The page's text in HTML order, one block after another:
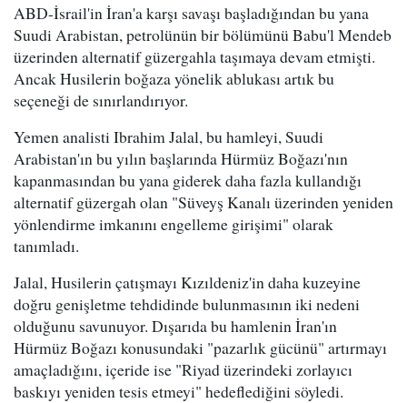
ABD-İsrail'in İran'a karşı savaşı başladığından bu yana
Suudi Arabistan, petrolünün bir bölümünü Babu'l Mendeb
üzerinden alternatif güzergahla taşımaya devam etmişti.
Ancak Husilerin boğaza yönelik ablukası artık bu
seçeneği de sınırlandırıyor.
Yemen analisti Ibrahim Jalal, bu hamleyi, Suudi
Arabistan'ın bu yılın başlarında Hürmüz Boğazı'nın
kapanmasından bu yana giderek daha fazla kullandığı
alternatif güzergah olan "Süveyş Kanalı üzerinden yeniden
yönlendirme imkanını engelleme girişimi" olarak
tanımladı.
Jalal, Husilerin çatışmayı Kızıldeniz'in daha kuzeyine
doğru genişletme tehdidinde bulunmasının iki nedeni
olduğunu savunuyor. Dışarıda bu hamlenin İran'ın
Hürmüz Boğazı konusundaki "pazarlık gücünü" artırmayı
amaçladığını, içeride ise "Riyad üzerindeki zorlayıcı
baskıyı yeniden tesis etmeyi" hedeflediğini söyledi.